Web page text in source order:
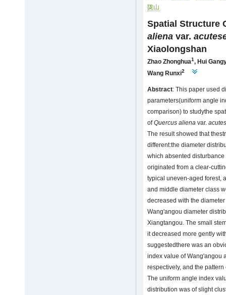
陇山
Spatial Structure
aliena var.
Xiaolongshan
Zhao Zhonghua1, Hui
Wang Runxi2
Abstract: This paper used
parameters(uniform angle
comparison) to studythe
ofQuercus aliena var.
The result showed that
different:the diameter
which absented
originated from a clear-
typical uneven-aged forest,
and middle diameter class
decreased with the
Wang'angou diameter
Xiangtangou. The small
it decreased more gently
suggestedthere was an
index value of Wang'angou
respectively, and the
The uniform angle index
distribution was of slight